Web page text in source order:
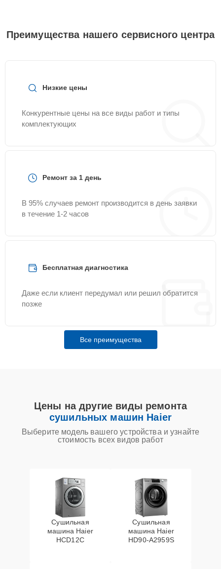
Преимущества нашего сервисного центра
Низкие цены
Конкурентные цены на все виды работ и типы
комплектующих
Ремонт за 1 день
В 95% случаев ремонт производится в день заявки
в течение 1-2 часов
Бесплатная диагностика
Даже если клиент передумал или решил обратится
позже
Все преимущества
Цены на другие виды ремонта
сушильных машин Haier
Выберите модель вашего устройства и узнайте
стоимость всех видов работ
Сушильная
машина Haier
HCD12C
Сушильная
машина Haier
HD90-A2959S